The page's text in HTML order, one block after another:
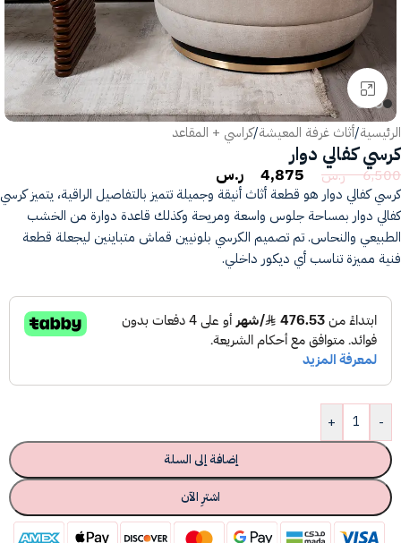
انقر للتكبير
الرئيسية/أثاث غرفة المعيشة/كراسي + المقاعد
كرسي كفالي دوار
6,500 ر.س 4,875 ر.س
كرسي كفالي دوار هو قطعة أثاث أنيقة وجميلة تتميز بالتفاصيل الراقية، يتميز كرسي
كفالي دوار بمساحة جلوس واسعة ومريحة وكذلك قاعدة دوارة من الخشب
الطبيعي والنحاس. تم تصميم الكرسي بلونيين قماش متباينين ليجعلة قطعة
فنية مميزة تناسب أي ديكور داخلي.
-
+
إضافة إلى السلة
اشترِ الآن